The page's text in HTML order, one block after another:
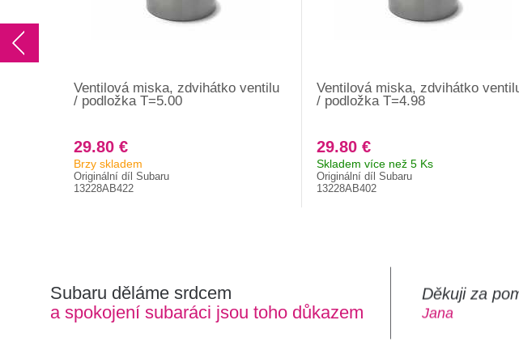
Ventilová miska, zdvihátko ventilu
/ podložka T=5.00
29.80 €
Brzy skladem
Originální díl Subaru
13228AB422
Ventilová miska, zdvihátko
/ podložka T=4.98
29.80 €
Skladem více než 5 Ks
Originální díl Subaru
13228AB402
Subaru děláme srdcem
a spokojení subaráci jsou toho důkazem
Děkuji za
Jana